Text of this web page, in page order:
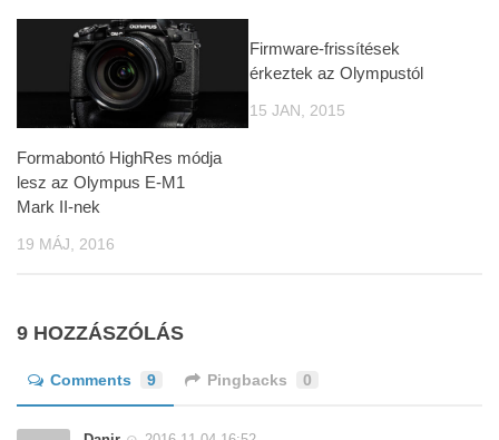
Formabontó HighRes módja
lesz az Olympus E-M1
Mark II-nek
19 MÁJ, 2016
Firmware-frissítések
érkeztek az Olympustól
15 JAN, 2015
9 HOZZÁSZÓLÁS
Comments 9 Pingbacks 0